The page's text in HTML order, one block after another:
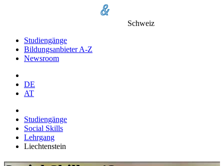
Schweiz
Studiengänge
Bildungsanbieter A-Z
Newsroom
DE
AT
Studiengänge
Social Skills
Lehrgang
Liechtenstein